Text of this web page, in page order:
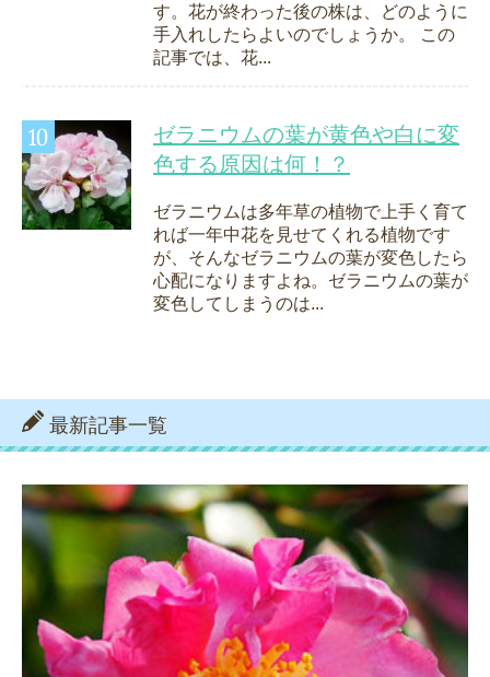
す。花が終わった後の株は、どのように
手入れしたらよいのでしょうか。 この
記事では、花...
ゼラニウムの葉が黄色や白に変
色する原因は何！？
ゼラニウムは多年草の植物で上手く育て
れば一年中花を見せてくれる植物です
が、そんなゼラニウムの葉が変色したら
心配になりますよね。ゼラニウムの葉が
変色してしまうのは...
最新記事一覧